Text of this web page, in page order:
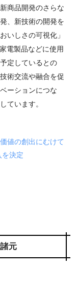
商品開発のさらな
、新技術の開発を
いしさの可視化」
電製品などに使用
定しているとの
術交流や融合を促
ーションにつな
ています。
値の創出にむけて
決定
元